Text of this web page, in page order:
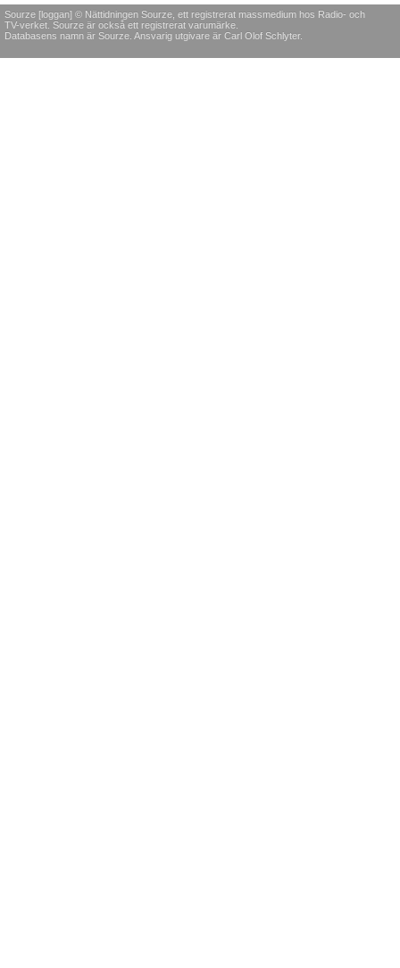
Sourze [loggan] © Nättidningen Sourze, ett registrerat massmedium hos Radio- och
TV-verket. Sourze är också ett registrerat varumärke.
Databasens namn är Sourze. Ansvarig utgivare är Carl Olof Schlyter.